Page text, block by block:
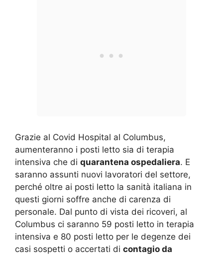
Grazie al Covid Hospital al Columbus,
aumenteranno i posti letto sia di terapia
intensiva che di quarantena ospedaliera. E
saranno assunti nuovi lavoratori del settore,
perché oltre ai posti letto la sanità italiana in
questi giorni soffre anche di carenza di
personale. Dal punto di vista dei ricoveri, al
Columbus ci saranno 59 posti letto in terapia
intensiva e 80 posti letto per le degenze dei
casi sospetti o accertati di contagio da